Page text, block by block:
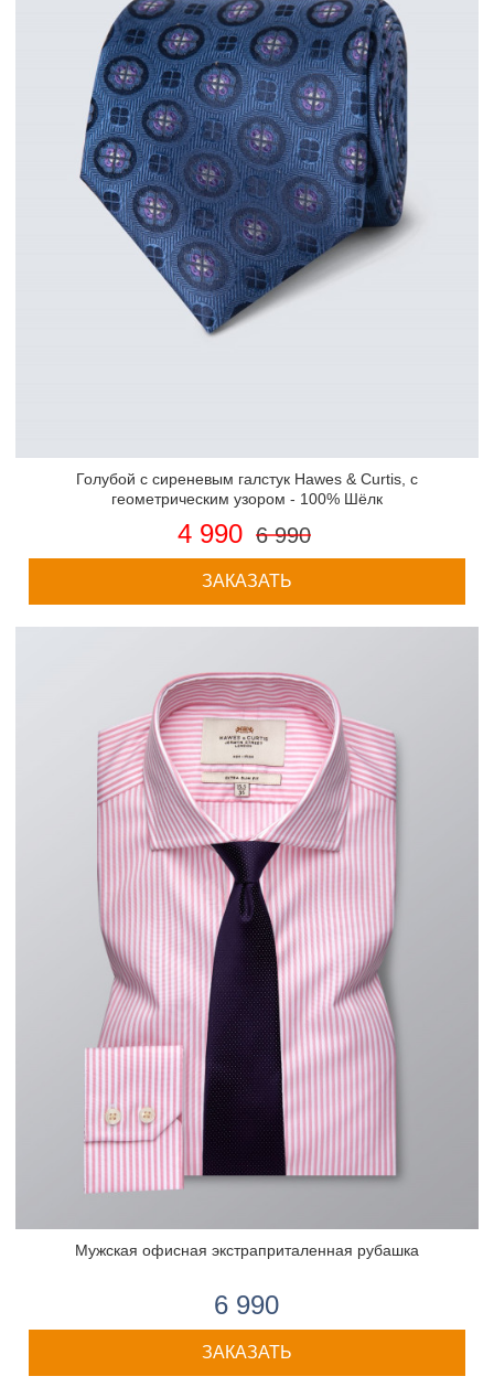
Голубой с сиреневым галстук Hawes & Curtis, с
геометрическим узором - 100% Шёлк
4 990 6 990
ЗАКАЗАТЬ
Мужская офисная экстраприталенная рубашка
6 990
ЗАКАЗАТЬ